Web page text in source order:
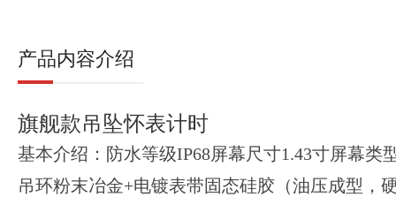
产品内容介绍
旗舰款吊坠怀表计时
基本介绍：防水等级IP68屏幕尺寸1.43寸屏幕
吊环粉末冶金+电镀表带固态硅胶（油压成型，